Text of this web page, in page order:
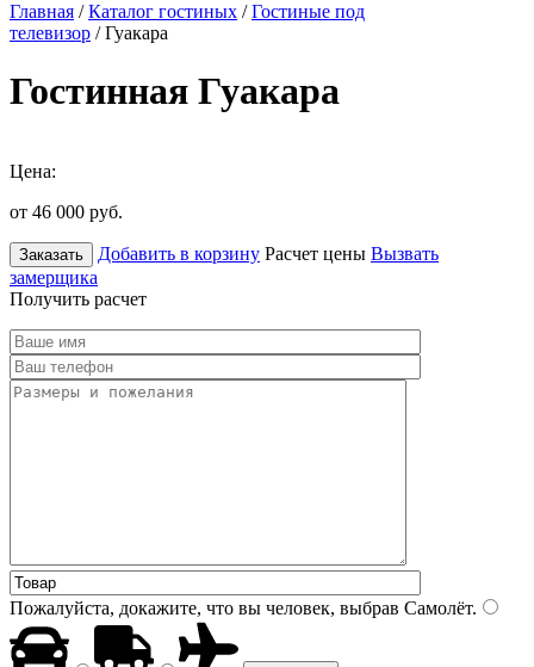
Главная /Каталог гостиных /Гостиные под
телевизор / Гуакара
Гостинная Гуакара
Цена:
от 46 000 руб.
Заказать Добавить в корзину Расчет цены Вызвать
замерщика
Получить расчет
Пожалуйста, докажите, что вы человек, выбрав Самолёт.